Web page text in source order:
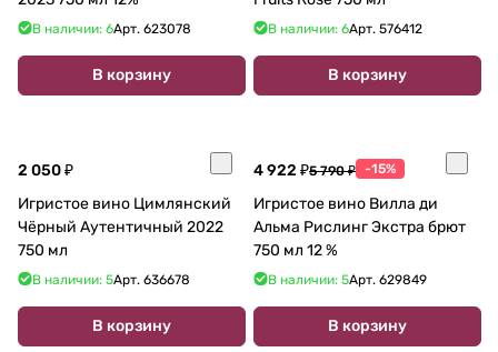
В наличии: 6Арт. 623078
В корзину
В наличии: 6Арт. 576412
В корзину
2 050 ₽
Игристое вино Цимлянский
Чёрный Аутентичный 2022
750 мл
В наличии: 5Арт. 636678
В корзину
4 922 ₽5 790 ₽ -15%
Игристое вино Вилла ди
Альма Рислинг Экстра брют
750 мл 12 %
В наличии: 5Арт. 629849
В корзину